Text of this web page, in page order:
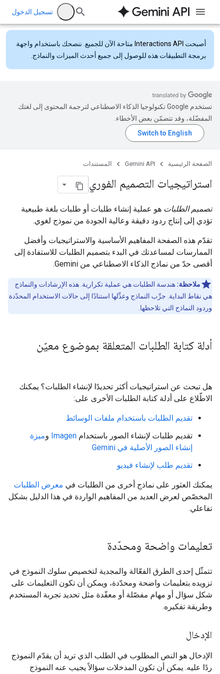
تسجيل الدخول
أصبحت Interactions API متاحة الآن للجميع. ننصحك باستخدام واجهة
برمجة التطبيقات هذه للوصول إلى جميع أحدث الميزات والنماذج.
تستخدم Google تكنولوجيا الذكاء الاصطناعي لترجمة المحتوى إلى لغتك
المفضّلة، وقد تتضمّن بعض الأخطاء.
الصفحة الرئيسية Gemini API المستندات
استراتيجيات التصميم الفوري
تصميم الطلبات هو عملية إنشاء طلبات أو طلبات بلغة طبيعية
تؤدي إلى إنتاج ردود دقيقة وعالية الجودة من نموذج لغوي.
تقدّم هذه الصفحة المفاهيم الأساسية والاستراتيجيات وأفضل
الممارسات لمساعدتك في البدء بتصميم الطلبات للاستفادة إلى
أقصى حدّ من نماذج الذكاء الاصطناعي من Gemini.
ملاحظة: هندسة الطلبات هي عملية تكرارية. هذه الإرشادات والنماذج
هي نقاط البداية. جرِّب النماذج وعدِّلها استنادًا إلى حالات الاستخدام المحدّدة
وردود النماذج التي تلاحظها.
أدلة كتابة الطلبات المتعلقة بموضوع معيّن
هل تبحث عن استراتيجيات أكثر تحديدًا لإنشاء الطلبات؟ يمكنك
الاطّلاع على أدلة كتابة الطلبات الأخرى على:
تقديم الطلبات باستخدام ملفات الوسائط
تقديم طلبات لإنشاء الصور باستخدام Imagen وميزة
إنشاء الصور الأصلية في Gemini
تقديم طلب لإنشاء فيديو
يمكنك العثور على نماذج أخرى من الطلبات في معرض الطلبات
المخصّص لعرض العديد من المفاهيم الواردة في هذا الدليل بشكل
تفاعلي.
تعليمات واضحة ومحدّدة
تتمثّل إحدى الطرق الفعّالة والمجدية لتخصيص سلوك النموذج في
تزويده بتعليمات واضحة ومحدّدة، ويمكن أن تكون التعليمات على
شكل سؤال أو مهام مفصّلة أو معقّدة مثل تحديد تجربة المستخدم
وطريقة تفكيره.
الإدخال
الإدخال هو النص المطلوب في الطلب الذي تريد أن يقدّم النموذج
ردًا عليه. يمكن أن تكون المدخلات سؤالاً يجيب عنه النموذج